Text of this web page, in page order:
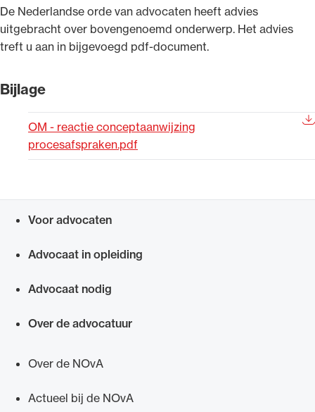
​De Nederlandse orde van advocaten heeft advies
uitgebracht over bovengenoemd onderwerp. Het advies
treft u aan in bijgevoegd pdf-document.
Bijlage
OM - reactie conceptaanwijzing
procesafspraken.pdf
Voor advocaten
Advocaat in opleiding
Advocaat nodig
Over de advocatuur
Over de NOvA
Actueel bij de NOvA
Uitgelicht
Van de Advocatenwet tot de Verordening op
advocatuur (Roda).